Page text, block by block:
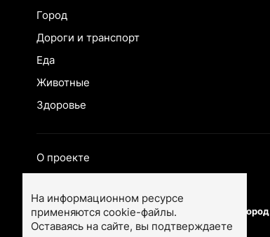
Город
Дороги и транспорт
Еда
Животные
Здоровье
О проекте
Тюмень
Нижний Новгород
На информационном ресурсе
применяются cookie-файлы.
Оставаясь на сайте, вы подтверждаете